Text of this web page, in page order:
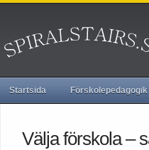
Startsida Förskolepedagogik
Välja förskola –